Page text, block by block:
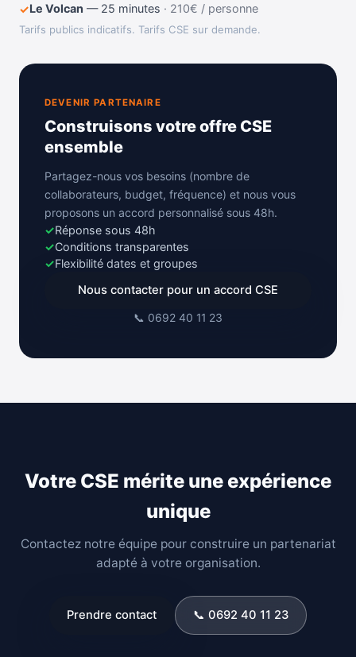
✓Le Volcan — 25 minutes · 210€ / personne
Tarifs publics indicatifs. Tarifs CSE sur demande.
DEVENIR PARTENAIRE
Construisons votre offre CSE
ensemble
Partagez-nous vos besoins (nombre de
collaborateurs, budget, fréquence) et nous vous
proposons un accord personnalisé sous 48h.
✓Réponse sous 48h
✓Conditions transparentes
✓Flexibilité dates et groupes
Nous contacter pour un accord CSE
📞 0692 40 11 23
Votre CSE mérite une expérience
unique
Contactez notre équipe pour construire un partenariat
adapté à votre organisation.
Prendre contact 📞 0692 40 11 23